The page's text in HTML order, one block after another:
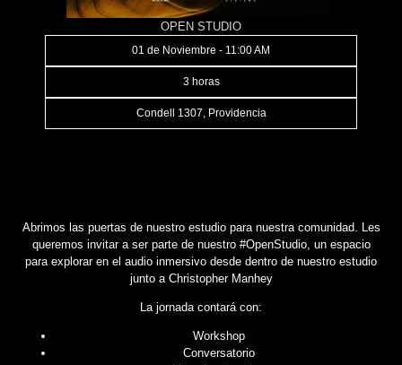
OPEN STUDIO
01 de Noviembre - 11:00 AM
3 horas
Condell 1307, Providencia
Abrimos las puertas de nuestro estudio para nuestra comunidad. Les
queremos invitar a ser parte de nuestro #OpenStudio, un espacio
para explorar en el audio inmersivo desde dentro de nuestro estudio
junto a Christopher Manhey
La jornada contará con:
Workshop
Conversatorio